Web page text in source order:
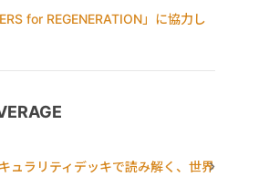
for REGENERATION」に協力し
ュラリティデッキで読み解く、世界